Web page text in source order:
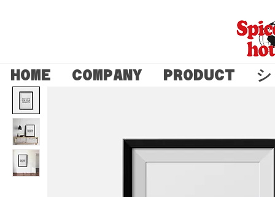
HOME COMPANY PRODUCT